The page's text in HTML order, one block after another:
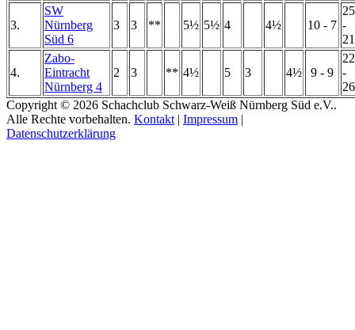
3.
SW
Nürnberg
Süd 6
3 3 ** 5½ 5½ 4 4½ 10 - 7 -
4.
Zabo-
Eintracht
Nürnberg 4
2 3 ** 4½ 5 3 4½ 9 - 9
-
Copyright © 2026 Schachclub Schwarz-Weiß Nürnberg Süd e.V..
Alle Rechte vorbehalten. Kontakt | Impressum |
Datenschutzerklärung